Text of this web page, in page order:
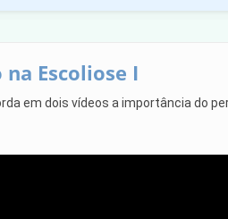
Escoliose I
em dois vídeos a importância do